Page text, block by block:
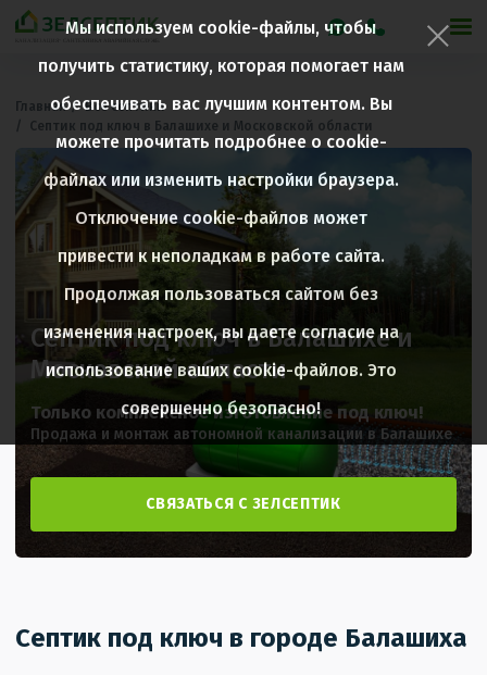
Главная
Все септики
Септик под ключ в Балашихе и Московской области
Септик под ключ в Балашихе и
Московской области
Только комплексное изготовление под ключ!
Продажа и монтаж автономной канализации в Балашихе
СВЯЗАТЬСЯ С ЗЕЛСЕПТИК
Септик под ключ в городе Балашиха
Фильтры
Производитель
ПРИМЕНИТЬ
Мы используем cookie-файлы, чтобы
получить статистику, которая помогает нам
обеспечивать вас лучшим контентом. Вы
можете прочитать подробнее о cookie-
файлах или изменить настройки браузера.
Отключение cookie-файлов может
привести к неполадкам в работе сайта.
Продолжая пользоваться сайтом без
изменения настроек, вы даете согласие на
использование ваших cookie-файлов. Это
совершенно безопасно!